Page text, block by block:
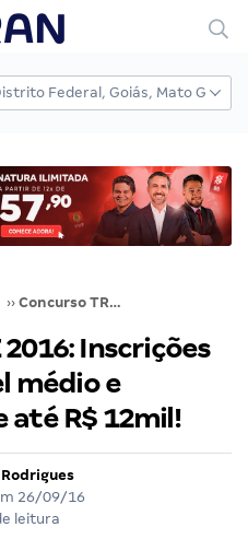
›› Concurso TRE-PE 2016: Inscrições abertas para nível médio e superior. Inicial de até R$ 12mil!
Inscrições
médio e
até R$ 12mil!
26/09/16
leitura